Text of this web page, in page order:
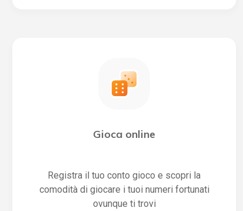
Gioca online
Registra il tuo conto gioco e scopri la
comodità di giocare i tuoi numeri fortunati
ovunque ti trovi